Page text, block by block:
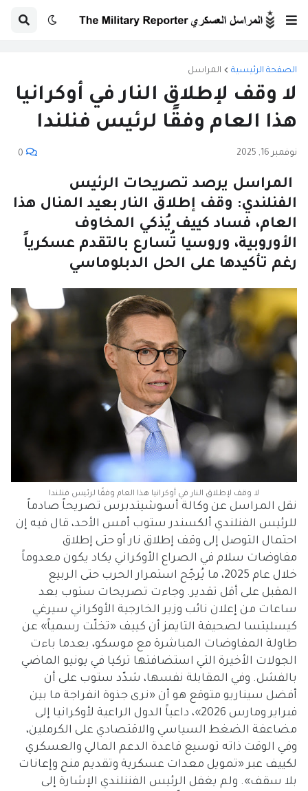
الصفحة الرئيسية المراسل
لا وقف لإطلاق النار في أوكرانيا
هذا العام وفقًا لرئيس فنلندا
نوفمبر 16, 2025 0
المراسل يرصد تصريحات الرئيس
الفنلندي: وقف إطلاق النار بعيد المنال هذا
العام، فساد كييف يُذكي المخاوف
الأوروبية، وروسيا تُسارع بالتقدم عسكرياً
رغم تأكيدها على الحل الدبلوماسي
لا وقف لإطلاق النار في أوكرانيا هذا العام وفقًا لرئيس فنلندا
نقل المراسل عن وكالة أسوشيتدبرس تصريحاً صادماً
للرئيس الفنلندي ألكسندر ستوب أمس الأحد، قال فيه إن
احتمال التوصل إلى وقف إطلاق نار أو حتى إطلاق
مفاوضات سلام في الصراع الأوكراني يكاد يكون معدوماً
خلال عام 2025، ما يُرجّح استمرار الحرب حتى الربيع
المقبل على أقل تقدير. وجاءت تصريحات ستوب بعد
ساعات من إعلان نائب وزير الخارجية الأوكراني سيرغي
كيسليتسا لصحيفة التايمز أن كييف «تخلّت رسمياً» عن
طاولة المفاوضات المباشرة مع موسكو، بعدما باءت
الجولات الأخيرة التي استضافتها تركيا في يونيو الماضي
بالفشل. وفي المقابلة نفسها، شدّد ستوب على أن
أفضل سيناريو متوقع هو أن «نرى جذوة انفراجة ما بين
فبراير ومارس 2026»، داعياً الدول الراعية لأوكرانيا إلى
مضاعفة الضغط السياسي والاقتصادي على الكرملين،
وفي الوقت ذاته توسيع قاعدة الدعم المالي والعسكري
لكييف عبر «تمويل معدات عسكرية وتقديم منح وإعانات
بلا سقف». ولم يغفل الرئيس الفننلندي الإشارة إلى